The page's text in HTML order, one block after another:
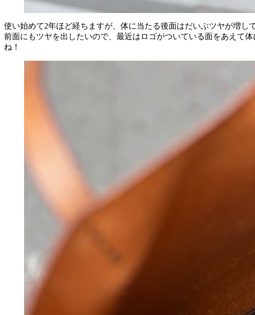
使い始めて2年ほど経ちますが、体に当たる後面はだいぶツヤが増し
前面にもツヤを出したいので、最近はロゴがついている面をあえて
ね！